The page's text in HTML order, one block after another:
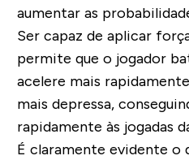
aumentar as
Ser capaz de aplicar
permite que o jogador
acelere mais
mais depressa,
rapidamente às jogadas
É claramente evidente o